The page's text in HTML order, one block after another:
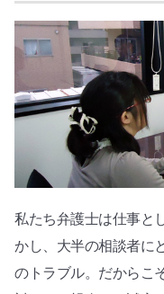
私たち弁護士は仕事と
かし、大半の相談者に
のトラブル。だからこ